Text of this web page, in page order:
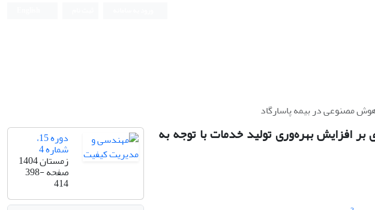
مصنوعی در بیمه پاسارگاد
افزایش بهرهوری تولید خدمات با توجه به دوره 15،
شماره 4
زمستان 1404
صفحه398-
414